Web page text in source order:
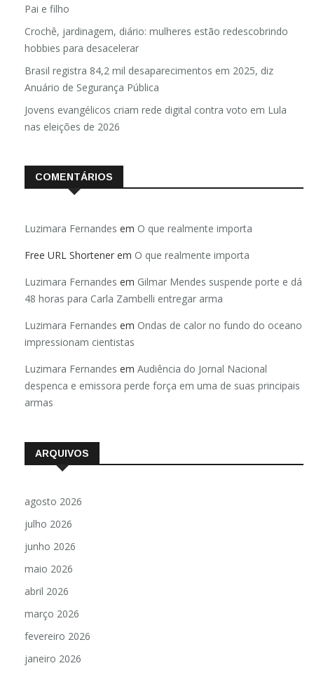
Pai e filho
Crochê, jardinagem, diário: mulheres estão redescobrindo
hobbies para desacelerar
Brasil registra 84,2 mil desaparecimentos em 2025, diz
Anuário de Segurança Pública
Jovens evangélicos criam rede digital contra voto em Lula
nas eleições de 2026
COMENTÁRIOS
Luzimara Fernandes em O que realmente importa
Free URL Shortener em O que realmente importa
Luzimara Fernandes em Gilmar Mendes suspende porte e dá
48 horas para Carla Zambelli entregar arma
Luzimara Fernandes em Ondas de calor no fundo do oceano
impressionam cientistas
Luzimara Fernandes em Audiência do Jornal Nacional
despenca e emissora perde força em uma de suas principais
armas
ARQUIVOS
agosto 2026
julho 2026
junho 2026
maio 2026
abril 2026
março 2026
fevereiro 2026
janeiro 2026